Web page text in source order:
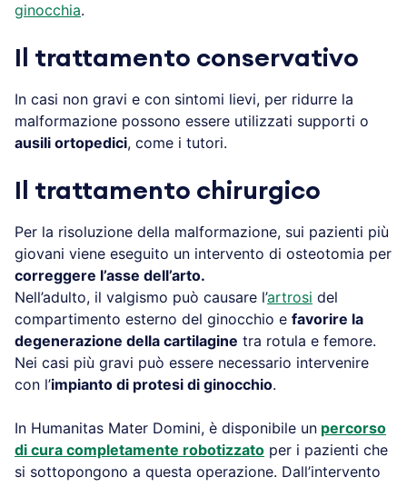
ginocchia.
Il trattamento conservativo
In casi non gravi e con sintomi lievi, per ridurre la
malformazione possono essere utilizzati supporti o
ausili ortopedici, come i tutori.
Il trattamento chirurgico
Per la risoluzione della malformazione, sui pazienti più
giovani viene eseguito un intervento di osteotomia per
correggere l’asse dell’arto.
Nell’adulto, il valgismo può causare l’artrosi del
compartimento esterno del ginocchio e favorire la
degenerazione della cartilagine tra rotula e femore.
Nei casi più gravi può essere necessario intervenire
con l’impianto di protesi di ginocchio.
In Humanitas Mater Domini, è disponibile un percorso
di cura completamente robotizzato per i pazienti che
si sottopongono a questa operazione. Dall’intervento